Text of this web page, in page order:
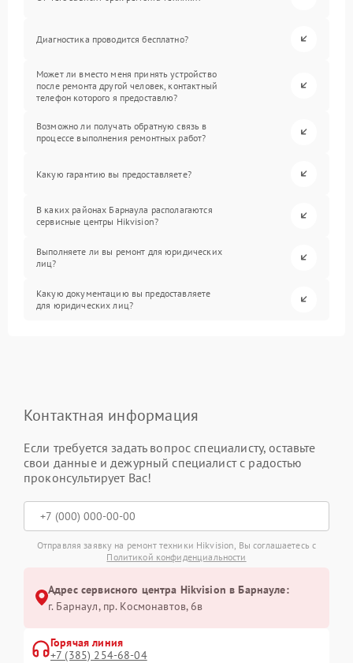
Диагностика проводится бесплатно?
Может ли вместо меня принять устройство
после ремонта другой человек, контактный
телефон которого я предоставлю?
Возможно ли получать обратную связь в
процессе выполнения ремонтных работ?
Какую гарантию вы предоставляете?
В каких районах Барнаула располагаются
сервисные центры Hikvision?
Выполняете ли вы ремонт для юридических
лиц?
Какую документацию вы предоставляете
для юридических лиц?
Контактная информация
Если требуется задать вопрос специалисту, оставьте
свои данные и дежурный специалист с радостью
проконсультирует Вас!
Отправляя заявку на ремонт техники Hikvision, Вы соглашаетесь с
Политикой конфиденциальности
Адрес сервисного центра Hikvision в Барнауле:
г. Барнаул, ​пр. Космонавтов, 6в
Горячая линия
+7 (385) 254-68-04